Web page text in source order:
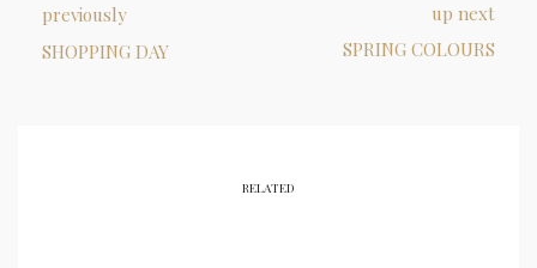
previously
SHOPPING DAY
up next
SPRING COLOURS
RELATED